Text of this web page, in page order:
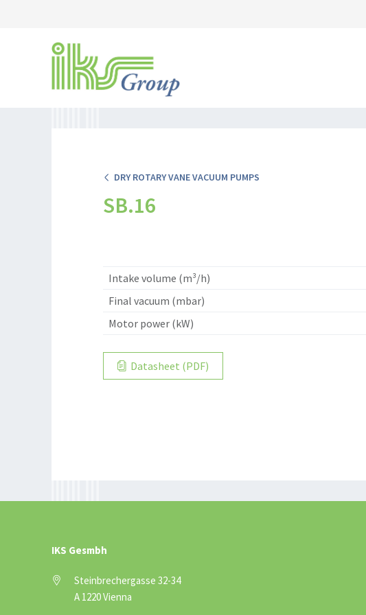
DRY ROTARY VANE VACUUM PUMPS
SB.16
Intake volume (m³/h)
Final vacuum (mbar)
Motor power (kW)
Datasheet (PDF)
IKS Gesmbh
Steinbrechergasse 32-34
A 1220 Vienna